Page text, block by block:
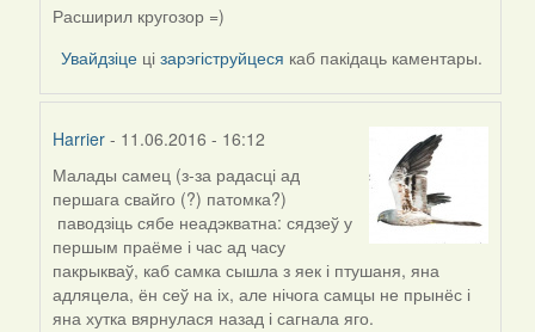
In
reply
by
Расширил кругозор =)
Увайдзіце цізарэгіструйцеся каб пакідаць каментары.
Harrier - 11.06.2016 - 16:12
In
reply
to
by
Harrier
Малады самец (з-за радасці ад
першага свайго (?) патомка?)
паводзіць сябе неадэкватна: сядзеў у
першым праёме і час ад часу
пакрыкваў, каб самка сышла з яек і птушаня, яна
адляцела, ён сеў на іх, але нічога самцы не прынёс і
яна хутка вярнулася назад і сагнала яго.